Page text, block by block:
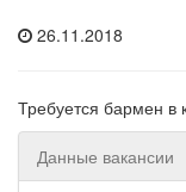
26.11.2018
Требуется бармен в
Данные вакансии